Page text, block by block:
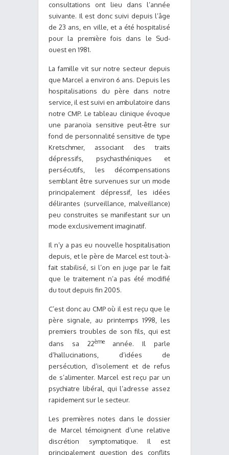
consultations ont lieu dans l’année
suivante. Il est donc suivi depuis l’âge
de 23 ans, en ville, et a été hospitalisé
pour la première fois dans le Sud-
ouest en 1981.
La famille vit sur notre secteur depuis
que Marcel a environ 6 ans. Depuis les
hospitalisations du père dans notre
service, il est suivi en ambulatoire dans
notre CMP. Le tableau clinique évoque
une paranoïa sensitive peut-être sur
fond de personnalité sensitive de type
Kretschmer, associant des traits
dépressifs, psychasthéniques et
persécutifs, les décompensations
semblant être survenues sur un mode
principalement dépressif, les idées
délirantes (surveillance, malveillance)
peu construites se manifestant sur un
mode exclusivement imaginatif.
Il n’y a pas eu nouvelle hospitalisation
depuis, et le père de Marcel est tout-à-
fait stabilisé, si l’on en juge par le fait
que le traitement n’a pas été modifié
du tout depuis fin 2005.
C’est donc au CMP où il est reçu que le
père signale, au printemps 1998, les
premiers troubles de son fils, qui est
dans sa 22èmeannée. Il parle
d’hallucinations, d’idées de
persécution, d’isolement et de refus
de s’alimenter. Marcel est reçu par un
psychiatre libéral, qui l’adresse assez
rapidement sur le secteur.
Les premières notes dans le dossier
de Marcel témoignent d’une relative
discrétion symptomatique. Il est
principalement question des conflits